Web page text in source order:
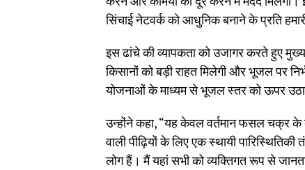
सिंचाई नेटवर्क को आधुनिक बनाने के प्रति
इस ढांचे की व्यापकता को उजागर करते हुए
किसानों को बड़ी राहत मिलेगी और भूजल पर
योजनाओं के माध्यम से भूजल स्तर को ऊपर
उन्होंने कहा, “यह केवल वर्तमान फसल चक्र के
वाली पीढ़ियों के लिए एक स्थायी
लोग हैं। मैं यहां सभी को व्यक्तिगत रूप से